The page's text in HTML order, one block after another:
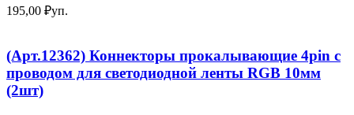
195,00 ₽уп.
(Арт.12362) Коннекторы прокалывающие 4pin с
проводом для светодиодной ленты RGB 10мм
(2шт)